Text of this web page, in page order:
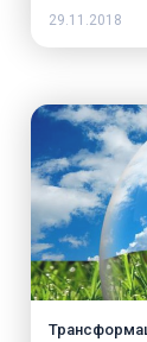
29.11.2018